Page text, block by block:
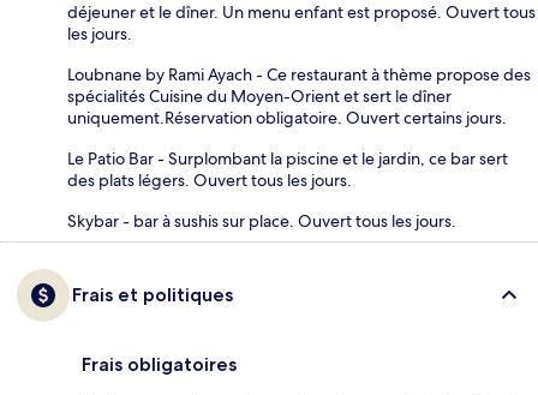
déjeuner et le dîner. Un menu enfant est proposé. Ouvert tous
les jours.
Loubnane by Rami Ayach - Ce restaurant à thème propose des
spécialités Cuisine du Moyen-Orient et sert le dîner
uniquement.Réservation obligatoire. Ouvert certains jours.
Le Patio Bar - Surplombant la piscine et le jardin, ce bar sert
des plats légers. Ouvert tous les jours.
Skybar - bar à sushis sur place. Ouvert tous les jours.
Frais et politiques
Frais obligatoires